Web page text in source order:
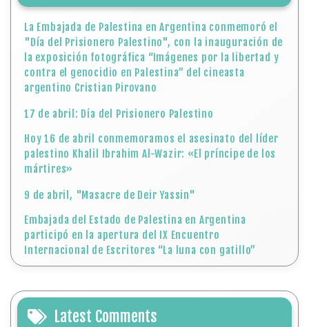
La Embajada de Palestina en Argentina conmemoró el
"Día del Prisionero Palestino", con la inauguración de
la exposición fotográfica “Imágenes por la libertad y
contra el genocidio en Palestina” del cineasta
argentino Cristian Pirovano
17 de abril: Día del Prisionero Palestino
Hoy 16 de abril conmemoramos el asesinato del líder
palestino Khalil Ibrahim Al-Wazir: «El príncipe de los
mártires»
9 de abril, "Masacre de Deir Yassin"
Embajada del Estado de Palestina en Argentina
participó en la apertura del IX Encuentro
Internacional de Escritores “La luna con gatillo”
Latest Comments